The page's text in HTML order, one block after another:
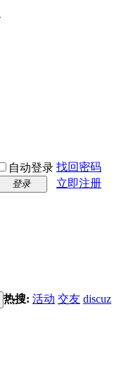
自动登录 找回密码
登录 立即注册
热搜: 活动 交友 discuz